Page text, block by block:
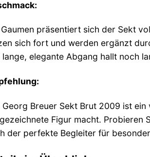
präsentiert sich der Sekt
sich fort und werden ergänzt
lange, elegante Abgang hallt noch
Georg Breuer Sekt Brut 2009 ist
Figur macht. Probieren
der perfekte Begleiter für